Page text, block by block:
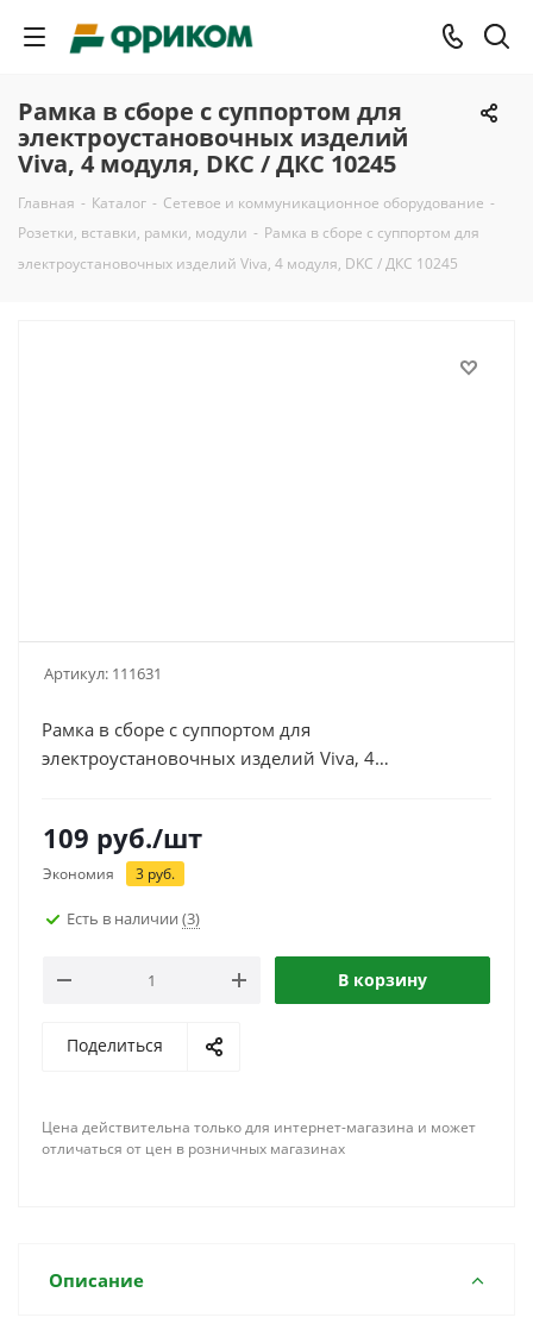
Рамка в сборе с суппортом для
электроустановочных изделий
Viva, 4 модуля, DKC / ДКС 10245
Главная - Каталог - Сетевое и коммуникационное оборудование -
Розетки, вставки, рамки, модули - Рамка в сборе с суппортом для
электроустановочных изделий Viva, 4 модуля, DKC / ДКС 10245
Артикул: 111631
Рамка в сборе с суппортом для
электроустановочных изделий Viva, 4
109 руб./шт
Экономия 3 руб.
Есть в наличии (3)
В корзину
Поделиться
Цена действительна только для интернет-магазина и может
отличаться от цен в розничных магазинах
Описание